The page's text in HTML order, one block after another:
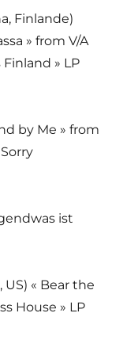
Finlande)
» from V/A
» LP
by Me » from
ist
US) « Bear the
House » LP